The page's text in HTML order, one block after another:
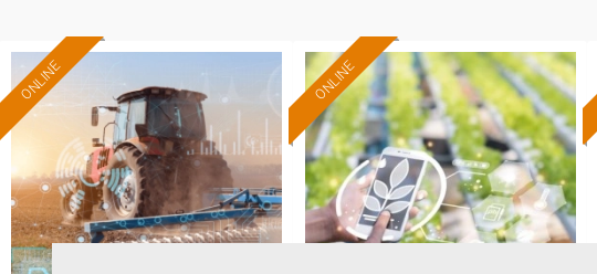
ONLINE
Formación 100%
subvencionada.
Para desempleados,
trabajadores y autónomos.
Sector
-Agricultura y Ganadería.
ONLINE
Formación 100%
subvencionada.
Para desempleados,
trabajadores y autónomos.
Sector